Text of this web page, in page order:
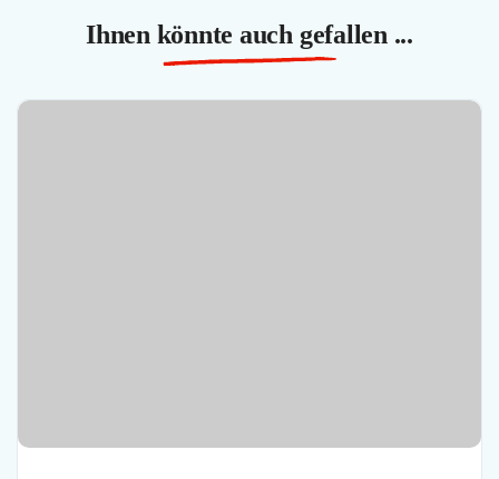
Ihnen könnte auch gefallen ...